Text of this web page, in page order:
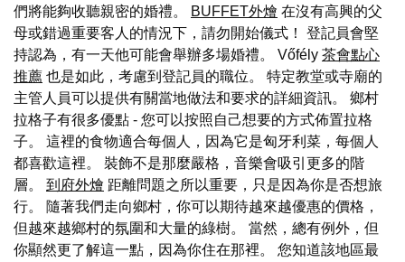
們將能夠收聽親密的婚禮。
BUFFET外燴 在沒有高興的父
母或錯過重要客人的情況下，請勿開始儀式！ 登記員會堅
持認為，有一天他可能會舉辦多場婚禮。 Vőfély 茶會點心
推薦 也是如此，考慮到登記員的職位。 特定教堂或寺廟的
主管人員可以提供有關當地做法和要求的詳細資訊。 鄉村
拉格子有很多優點 - 您可以按照自己想要的方式佈置拉格
子。 這裡的食物適合每個人，因為它是匈牙利菜，每個人
都喜歡這裡。 裝飾不是那麼嚴格，音樂會吸引更多的階
層。 到府外燴 距離問題之所以重要，只是因為你是否想旅
行。 隨著我們走向鄉村，你可以期待越來越優惠的價格，
但越來越鄉村的氛圍和大量的綠樹。 當然，總有例外，但
你顯然更了解這一點，因為你住在那裡。 您知道該地區最